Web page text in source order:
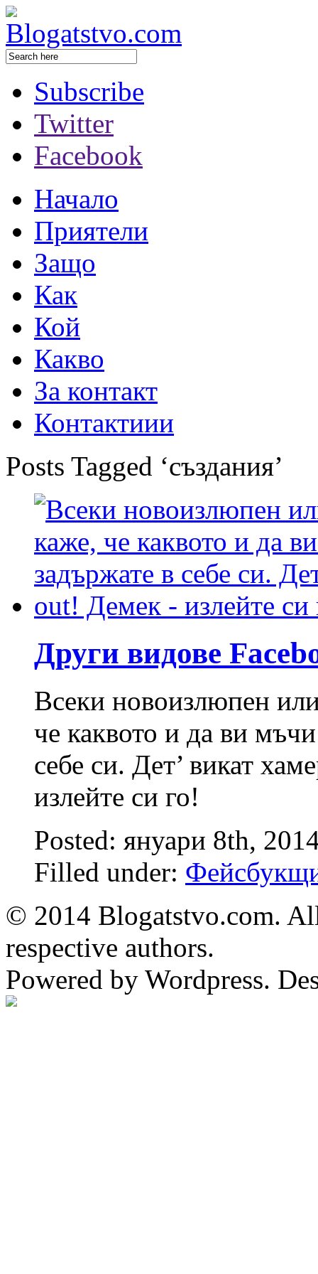
Subscribe
Twitter
Facebook
Начало
Приятели
Защо
Как
Кой
Какво
За контакт
Контактиии
Posts Tagged ‘създания’
Други видове
Всеки новоизлюпен
че каквото и да ви
себе си. Дет’ викат
излейте си го!
Posted: януари 8th,
Filled under:
© 2014 Blogatstvo.com.
respective authors.
Powered by Wordpress.